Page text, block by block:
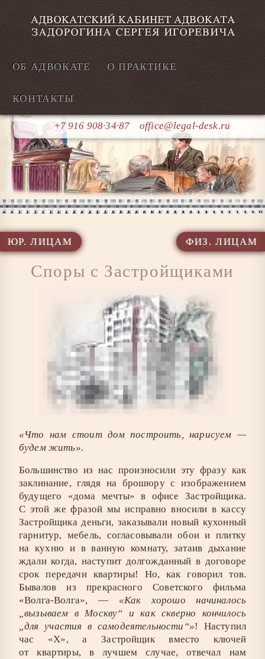
ОБ АДВОКАТЕ О ПРАКТИКЕ
КОНТАКТЫ
+7 916 908∙34∙87 office@legal-desk.ru
ЮР. ЛИЦАМ ФИЗ. ЛИЦАМ
Споры с Застройщиками
«Что нам стоит дом построить, нарисуем —
будем жить».
Большинство из нас произносили эту фразу как
заклинание, глядя на брошюру с изображением
будущего «дома мечты» в офисе Застройщика.
С этой же фразой мы исправно вносили в кассу
Застройщика деньги, заказывали новый кухонный
гарнитур, мебель, согласовывали обои и плитку
на кухню и в ванную комнату, затаив дыхание
ждали когда, наступит долгожданный в договоре
срок передачи квартиры! Но, как говорил тов.
Бывалов из прекрасного Советского фильма
«Волга-Волга», — «Как хорошо начиналось
„вызываем в Москву“ и как скверно кончилось
„для участия в самодеятельности“»! Наступил
час «Х», а Застройщик вместо ключей
от квартиры, в лучшем случае, отвечал нам